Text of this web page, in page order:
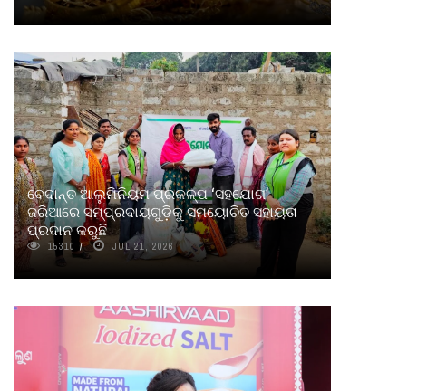
ବେଦାନ୍ତ ଆଲୁମିନିୟମ ପ୍ରକଳ୍ପ ‘ସହଯୋଗ’
ଜରିଆରେ ସମ୍ପ୍ରଦାୟଗୁଡ଼ିକୁ ସମୟୋଚିତ ସହାୟତା
ପ୍ରଦାନ କରୁଛି
15310 JUL 21, 2026